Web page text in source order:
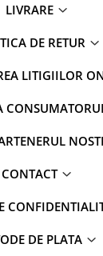
LIVRARE
DE RETUR
LITIGIILOR
CONTACT
DE PLATA